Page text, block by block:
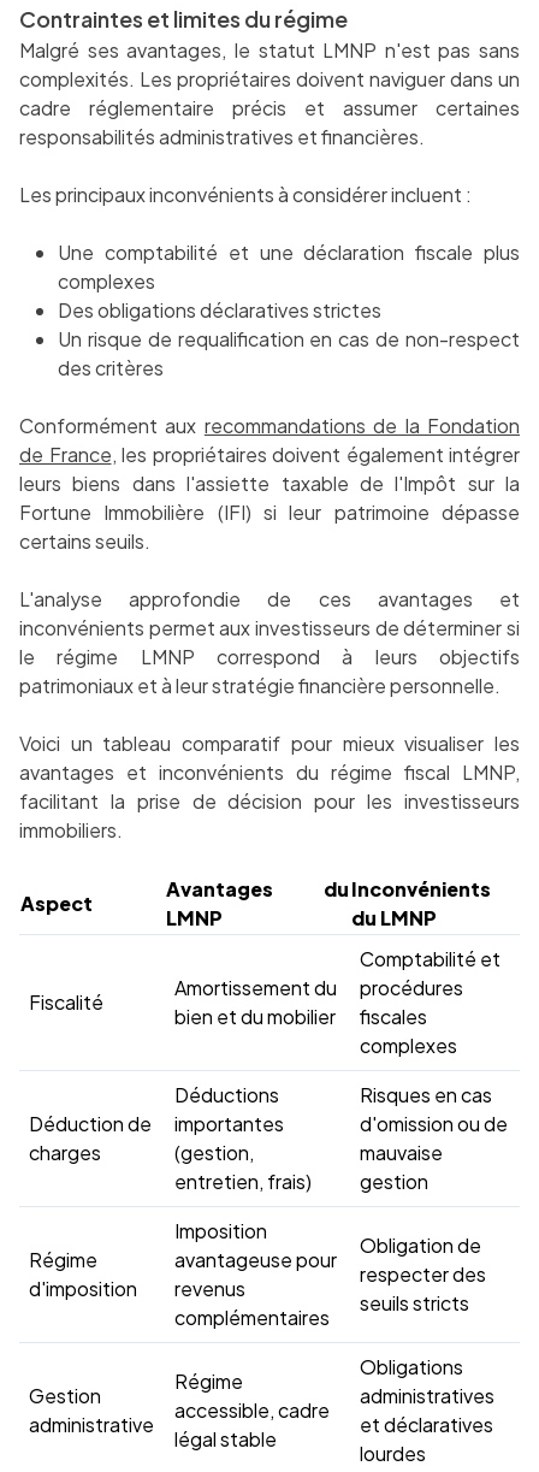
Contraintes et limites du régime
Malgré ses avantages, le statut LMNP n'est pas sans
complexités. Les propriétaires doivent naviguer dans un
cadre réglementaire précis et assumer certaines
responsabilités administratives et financières.
Les principaux inconvénients à considérer incluent :
Une comptabilité et une déclaration fiscale plus
complexes
Des obligations déclaratives strictes
Un risque de requalification en cas de non-respect
des critères
Conformément aux recommandations de la Fondation
de France, les propriétaires doivent également intégrer
leurs biens dans l'assiette taxable de l'Impôt sur la
Fortune Immobilière (IFI) si leur patrimoine dépasse
certains seuils.
L'analyse approfondie de ces avantages et
inconvénients permet aux investisseurs de déterminer si
le régime LMNP correspond à leurs objectifs
patrimoniaux et à leur stratégie financière personnelle.
Voici un tableau comparatif pour mieux visualiser les
avantages et inconvénients du régime fiscal LMNP,
facilitant la prise de décision pour les investisseurs
immobiliers.
Aspect
Avantages du
LMNP
Inconvénients
du LMNP
Fiscalité
Amortissement du
bien et du mobilier
Comptabilité et
procédures
fiscales
complexes
Déduction de
charges
Déductions
importantes
(gestion,
entretien, frais)
Risques en cas
d'omission ou de
mauvaise
gestion
Régime
d'imposition
Imposition
avantageuse pour
revenus
complémentaires
Obligation de
respecter des
seuils stricts
Gestion
administrative
Régime
accessible, cadre
légal stable
Obligations
administratives
et déclaratives
lourdes